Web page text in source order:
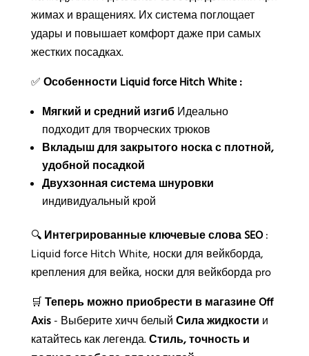
жимах и вращениях. Их система поглощает
удары и повышает комфорт даже при самых
жестких посадках.
✅ Особенности Liquid force Hitch White :
Мягкий и средний изгибИдеально
подходит для творческих трюков
Вкладыш для закрытого носка с плотной,
удобной посадкой
Двухзонная система шнуровки
индивидуальный крой
🔍 Интегрированные ключевые слова SEO:
Liquid force Hitch White, носки для вейкборда,
крепления для вейка, носки для вейкборда pro
🛒 Теперь можно приобрести в магазине Off
Axis- Выберите хичч белый Сила жидкости и
катайтесь как легенда.Стиль, точность и